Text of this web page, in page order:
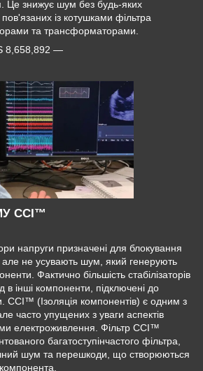
Це знижує шум без будь-яких
пов'язаних із котушками фільтра
та трансформаторами.
8,658,892 —
CCI™
напруги призначені для блокування
але не усувають шум, який генерують
Фактично більшість стабілізаторів
в інші компоненти, підключені до
CCI™ (Ізоляція компонентів) є одним з
часто упущених з уваги аспектів
електроживлення. Фільтр CCI™
багатоступінчастого фільтра,
шум та перешкоди, що створюються